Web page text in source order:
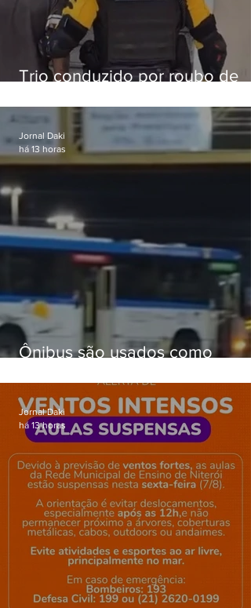
Trio conduzido por roubo de
passagens
Ônibus são usados como
Gardênia Azul
Jornal Daki
há 13 horas
Jornal Daki
há 13 horas